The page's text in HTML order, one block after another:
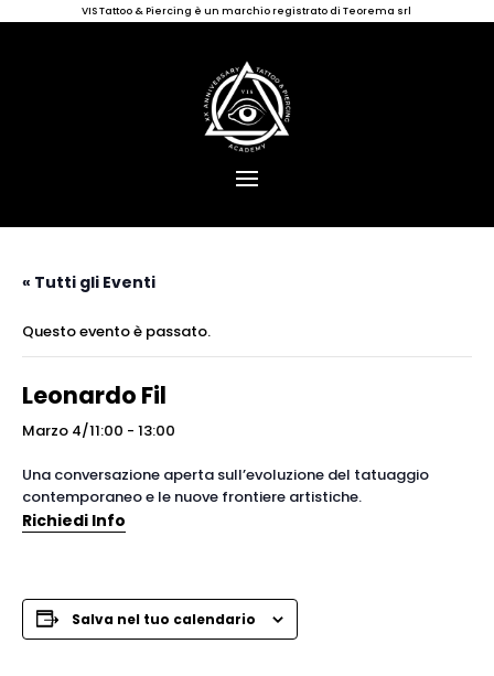
VIS Tattoo & Piercing è un marchio registrato di Teorema srl
« Tutti gli Eventi
Questo evento è passato.
Leonardo Fil
Marzo 4/11:00 - 13:00
Una conversazione aperta sull’evoluzione del tatuaggio
contemporaneo e le nuove frontiere artistiche.
Richiedi Info
Salva nel tuo calendario